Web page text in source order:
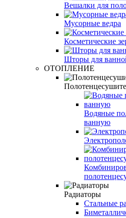
Вешалки для
Мусорные ведра
Косметические
Шторы для
ОТОПЛЕНИЕ
Водяные
ванную
Радиаторы
Стальные